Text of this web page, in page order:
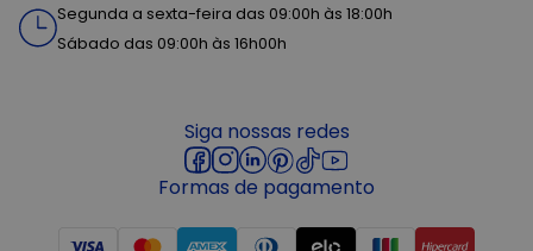
Segunda a sexta-feira das 09:00h às 18:00h
Sábado das 09:00h às 16h00h
Siga nossas redes
Formas de pagamento